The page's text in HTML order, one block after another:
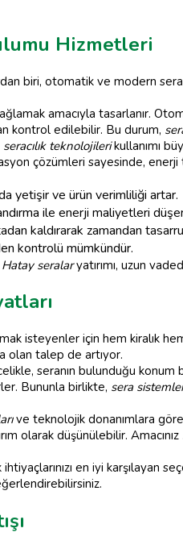
Hizmetleri
biri, otomatik ve modern
amacıyla tasarlanır.
kontrol edilebilir. Bu durum,
seracılık teknolojilerikullanımı
çözümleri sayesinde, enerji
yetişir ve ürün verimliliği artar.
ile enerji maliyetleri
kaldırarak zamandan
kontrolü mümkündür.
Hatay seralaryatırımı, uzun
isteyenler için hem kiralık
olan talep de artıyor.
seranın bulunduğu konum
Bununla birlikte, sera
ve teknolojik donanımlara
olarak düşünülebilir. Amacınız
en iyi karşılayan